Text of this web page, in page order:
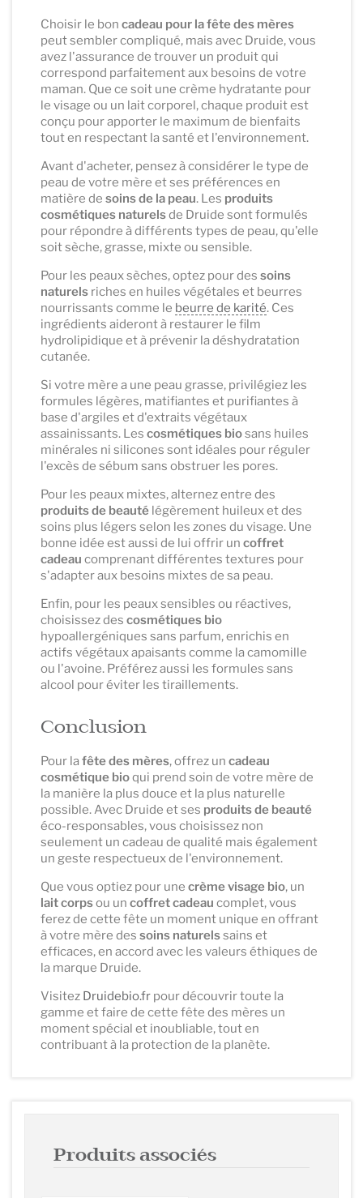
Choisir le bon cadeau pour la fête des mères
peut sembler compliqué, mais avec Druide, vous
avez l'assurance de trouver un produit qui
correspond parfaitement aux besoins de votre
maman. Que ce soit une crème hydratante pour
le visage ou un lait corporel, chaque produit est
conçu pour apporter le maximum de bienfaits
tout en respectant la santé et l'environnement.
Avant d'acheter, pensez à considérer le type de
peau de votre mère et ses préférences en
matière de soins de la peau. Les produits
cosmétiques naturelsde Druide sont formulés
pour répondre à différents types de peau, qu'elle
soit sèche, grasse, mixte ou sensible.
Pour les peaux sèches, optez pour des soins
naturels riches en huiles végétales et beurres
nourrissants comme le beurre de karité. Ces
ingrédients aideront à restaurer le film
hydrolipidique et à prévenir la déshydratation
cutanée.
Si votre mère a une peau grasse, privilégiez les
formules légères, matifiantes et purifiantes à
base d'argiles et d'extraits végétaux
assainissants. Les cosmétiques biosans huiles
minérales ni silicones sont idéales pour réguler
l'excès de sébum sans obstruer les pores.
Pour les peaux mixtes, alternez entre des
produits de beauté légèrement huileux et des
soins plus légers selon les zones du visage. Une
bonne idée est aussi de lui offrir un coffret
cadeau comprenant différentes textures pour
s'adapter aux besoins mixtes de sa peau.
Enfin, pour les peaux sensibles ou réactives,
choisissez des cosmétiques bio
hypoallergéniques sans parfum, enrichis en
actifs végétaux apaisants comme la camomille
ou l'avoine. Préférez aussi les formules sans
alcool pour éviter les tiraillements.
Conclusion
Pour la fête des mères, offrez un cadeau
cosmétique bioqui prend soin de votre mère de
la manière la plus douce et la plus naturelle
possible. Avec Druide et ses produits de beauté
éco-responsables, vous choisissez non
seulement un cadeau de qualité mais également
un geste respectueux de l'environnement.
Que vous optiez pour une crème visage bio, un
lait corpsou un coffret cadeau complet, vous
ferez de cette fête un moment unique en offrant
à votre mère des soins naturelssains et
efficaces, en accord avec les valeurs éthiques de
la marque Druide.
Visitez Druidebio.fr pour découvrir toute la
gamme et faire de cette fête des mères un
moment spécial et inoubliable, tout en
contribuant à la protection de la planète.
Produits associés